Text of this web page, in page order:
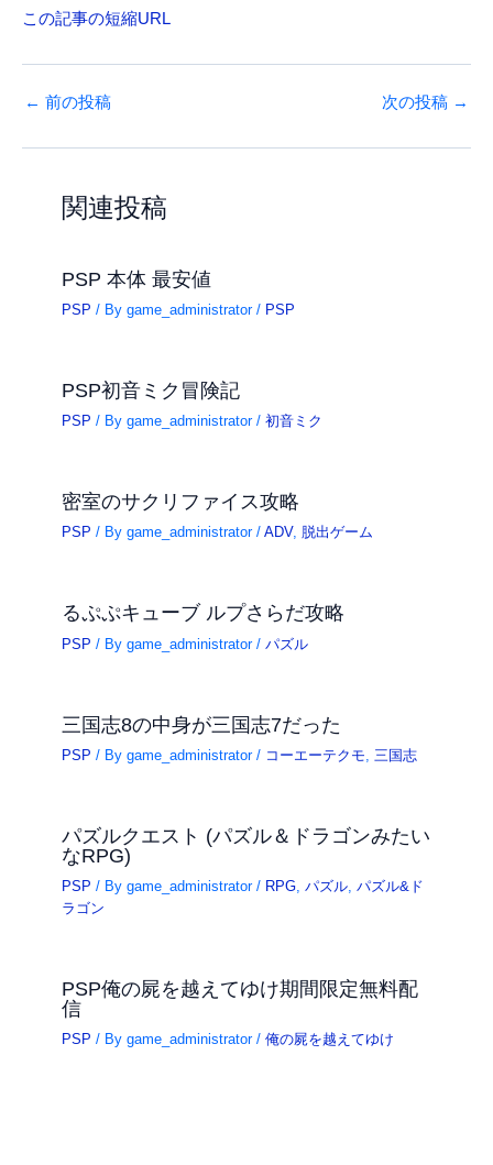
この記事の短縮URL
← 前の投稿 次の投稿 →
関連投稿
PSP 本体 最安値
PSP / Bygame_administrator/ PSP
PSP初音ミク冒険記
PSP / Bygame_administrator/初音ミク
密室のサクリファイス攻略
PSP / Bygame_administrator/ADV, 脱出ゲーム
るぷぷキューブ ルプさらだ攻略
PSP / Bygame_administrator/パズル
三国志8の中身が三国志7だった
PSP / Bygame_administrator/ コーエーテクモ 三国志
パズルクエスト (パズル＆ドラゴンみたい
なRPG)
PSP / Bygame_administrator/ RPG,パズル,パズル&ド
ラゴン
PSP俺の屍を越えてゆけ期間限定無料配
信
PSP / Bygame_administrator/俺の屍を越えてゆけ